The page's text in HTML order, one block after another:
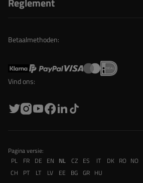
Betaalmethoden:
Vind ons:
Pagina versie:
PL
FR DE EN NL CZ ES IT DK RO NO
CH
PT LT LV EE BG GR HU